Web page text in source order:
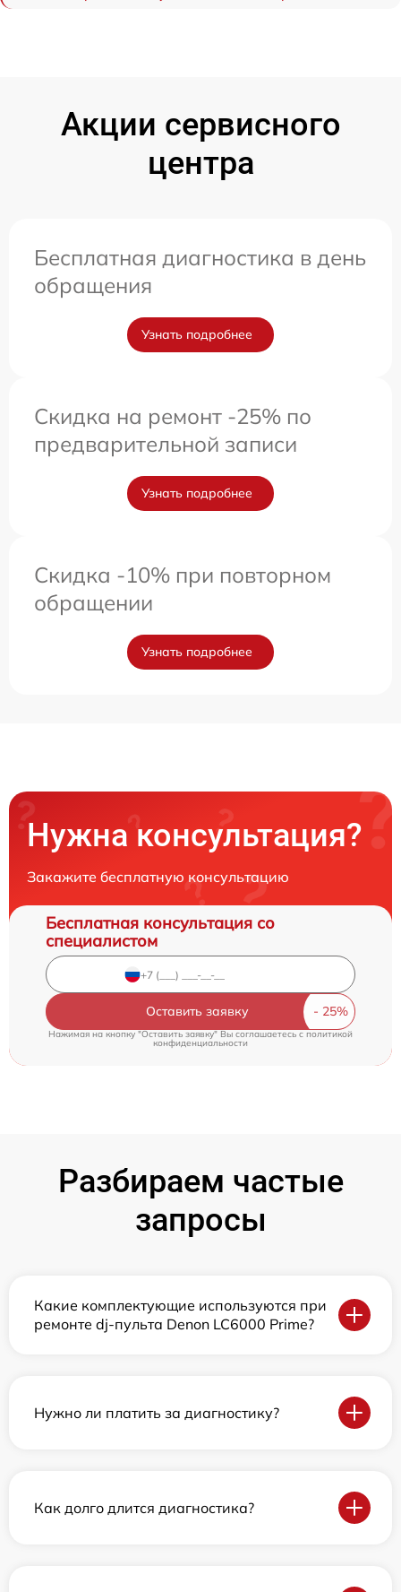
Акции сервисного
центра
Бесплатная диагностика в день
обращения
Узнать подробнее
Скидка на ремонт -25% по
предварительной записи
Узнать подробнее
Скидка -10% при повторном
обращении
Узнать подробнее
Нужна консультация?
Закажите бесплатную консультацию
Бесплатная консультация со
специалистом
Оставить заявку
Нажимая на кнопку "Оставить заявку" Вы соглашаетесь c политикой
конфиденциальности
Разбираем частые
запросы
Какие комплектующие используются при
ремонте dj-пульта Denon LC6000 Prime?
Нужно ли платить за диагностику?
Как долго длится диагностика?